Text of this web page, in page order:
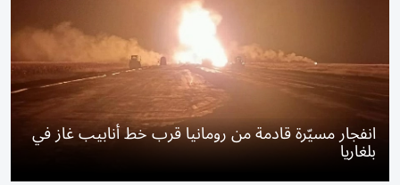
انفجار مسيّرة قادمة من رومانيا قرب خط أنابيب غاز في
بلغاريا